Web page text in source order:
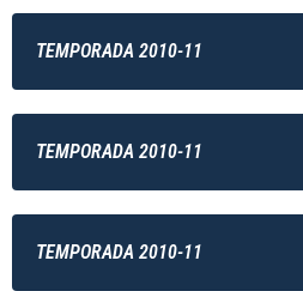
TEMPORADA 2010-11
TEMPORADA 2010-11
TEMPORADA 2010-11